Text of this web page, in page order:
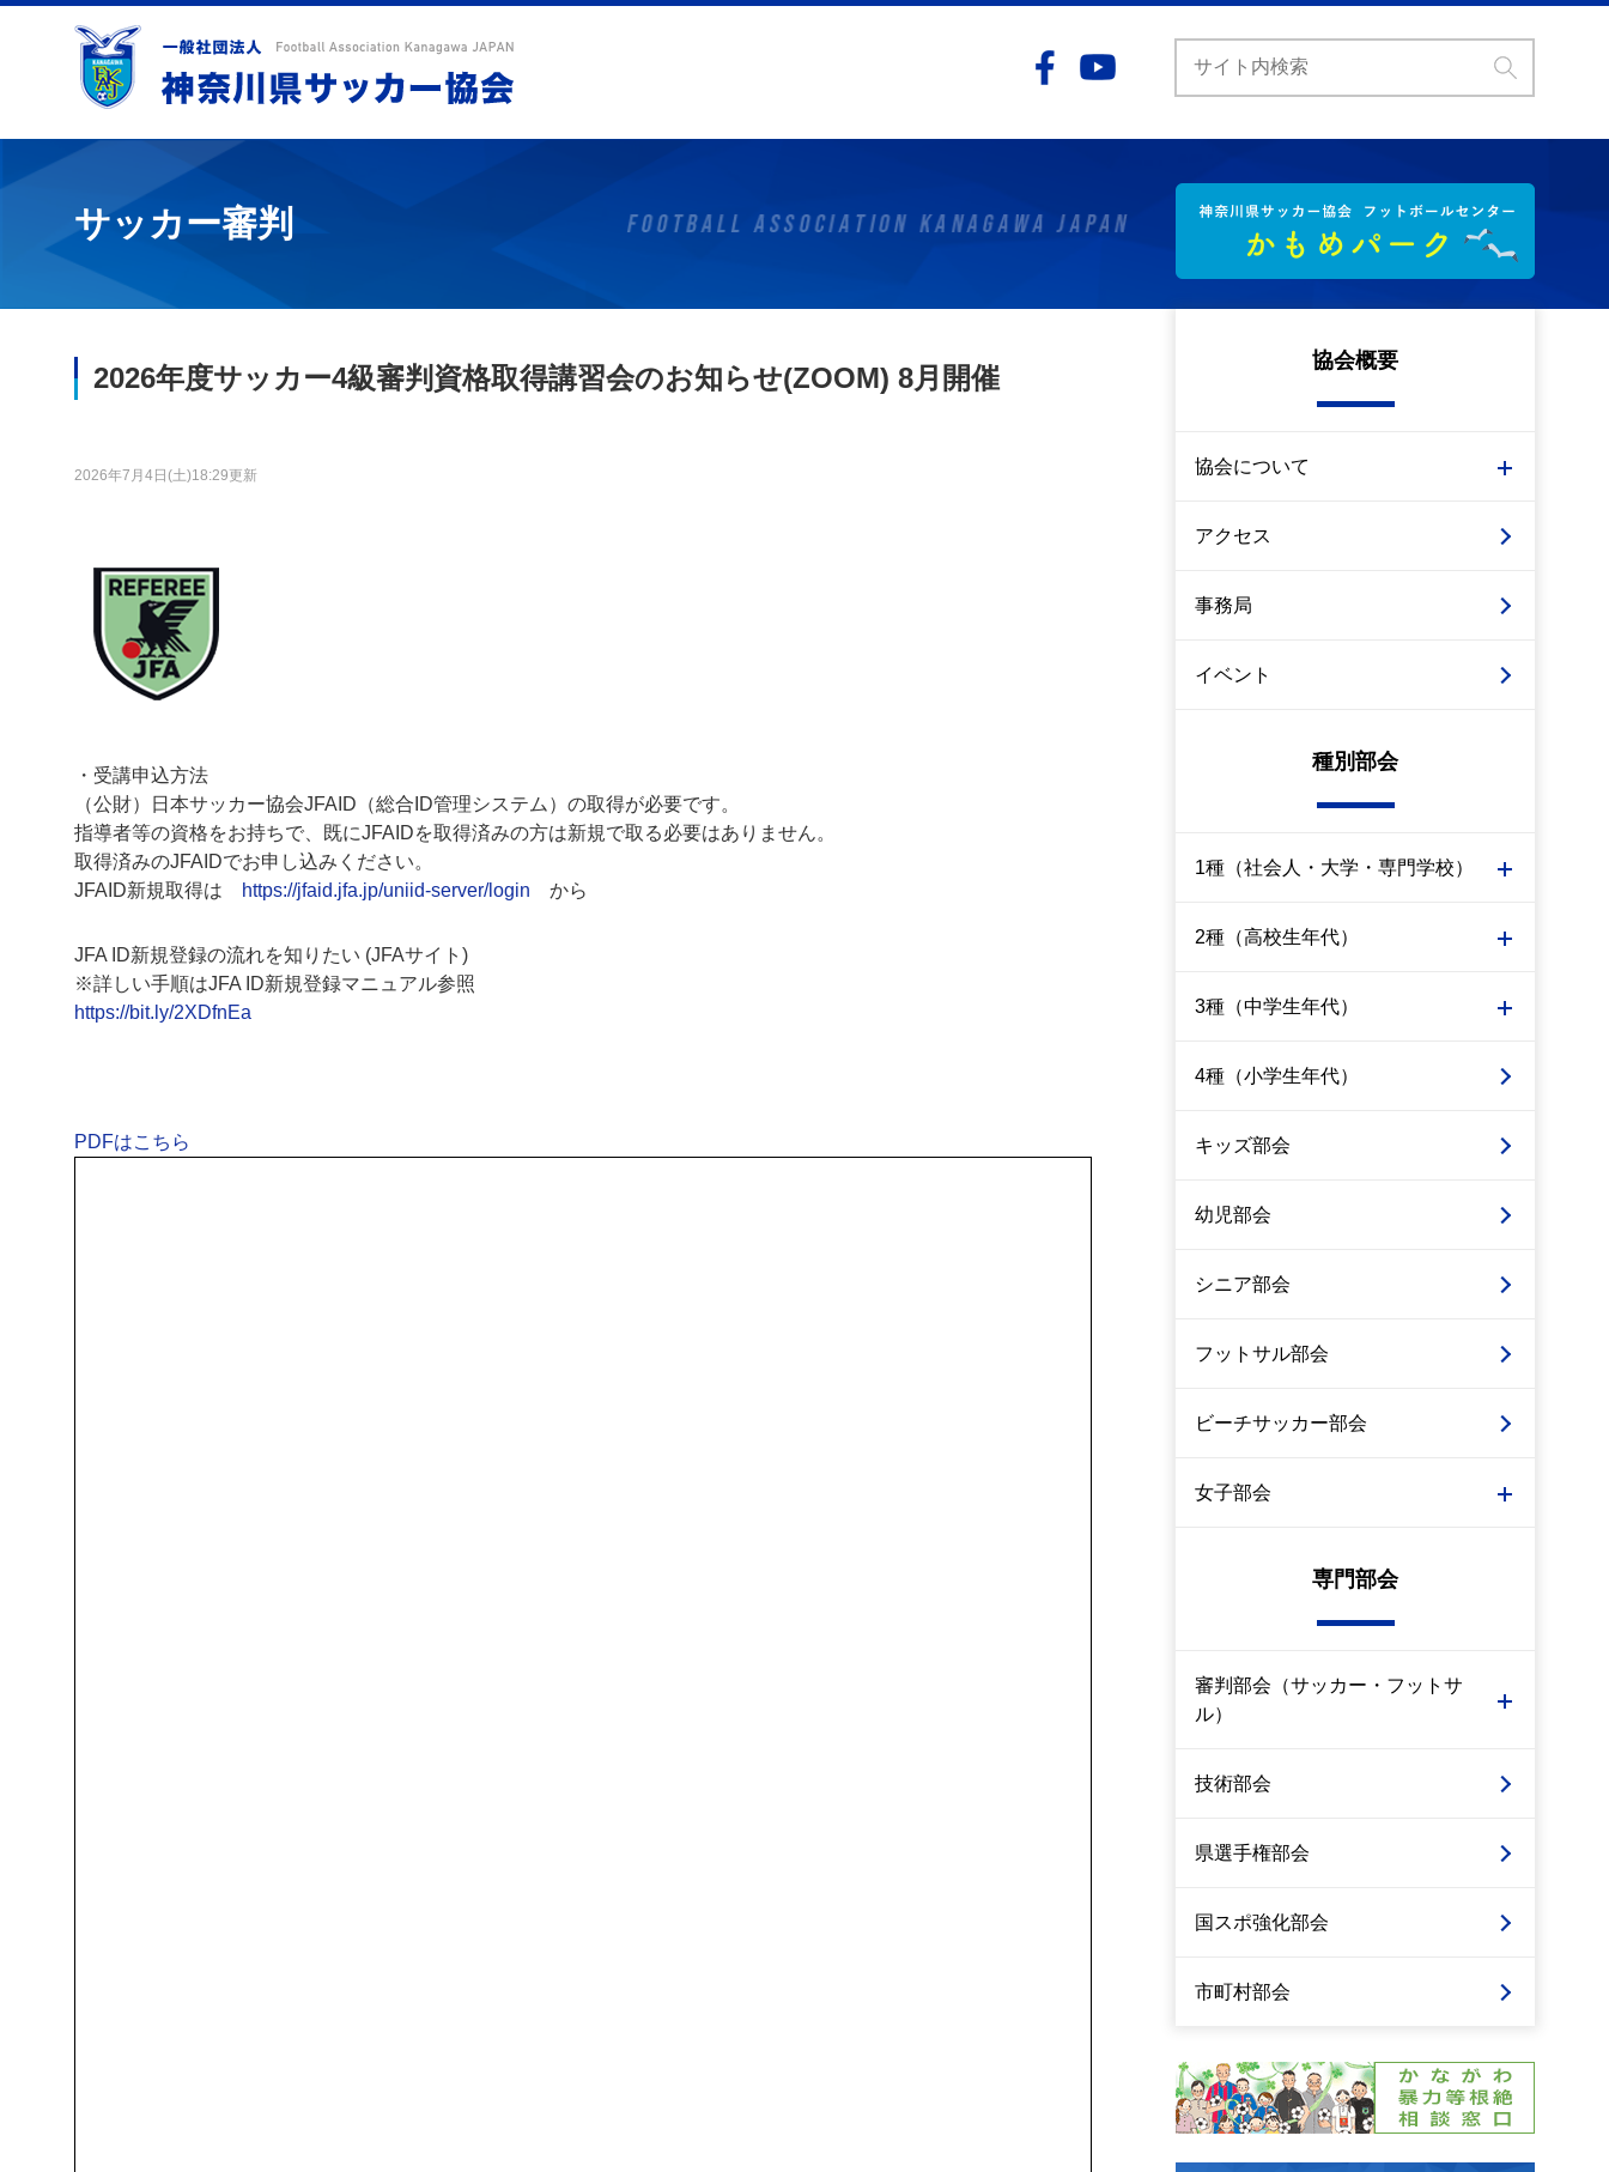
サッカー審判
2026年度サッカー4級審判資格取得講習会のお知らせ(ZOOM) 8月開催
2026年7月4日(土)18:29更新
・受講申込方法
（公財）日本サッカー協会JFAID（総合ID管理システム）の取得が必要です。
指導者等の資格をお持ちで、既にJFAIDを取得済みの方は新規で取る必要はありません。
取得済みのJFAIDでお申し込みください。
JFAID新規取得は
https://jfaid.jfa.jp/uniid-server/login から
JFA ID新規登録の流れを知りたい (JFAサイト)
※詳しい手順はJFA ID新規登録マニュアル参照
https://bit.ly/2XDfnEa
PDFはこちら
協会概要
協会について
アクセス
事務局
イベント
種別部会
1種（社会人・大学・専門学校）
2種（高校生年代）
3種（中学生年代）
4種（小学生年代）
キッズ部会
幼児部会
シニア部会
フットサル部会
ビーチサッカー部会
女子部会
専門部会
審判部会（サッカー・フットサ
ル）
技術部会
県選手権部会
国スポ強化部会
市町村部会